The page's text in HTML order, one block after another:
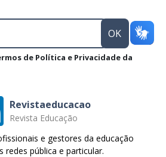
de Política e Privacidade da
Revistaeducacao
Revista Educação
e gestores da educação
redes pública e particular.